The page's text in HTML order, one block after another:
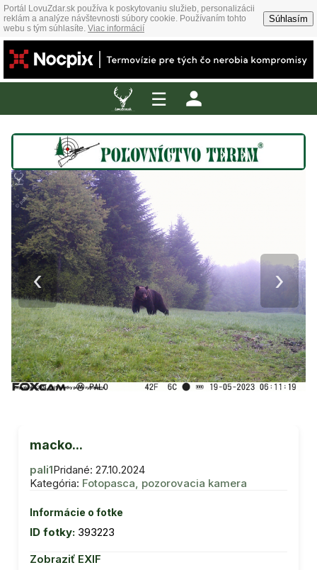
Portál LovuZdar.sk používa k poskytovaniu služieb, personalizácii
reklám a analýze návštevnosti súbory cookie. Používaním tohto
webu s tým súhlasíte. Viac informácií
Súhlasím
☰
‹ ›
macko...
pali1Pridané: 27.10.2024
Kategória: Fotopasca, pozorovacia kamera
Informácie o fotke
ID fotky: 393223
Zobraziť EXIF